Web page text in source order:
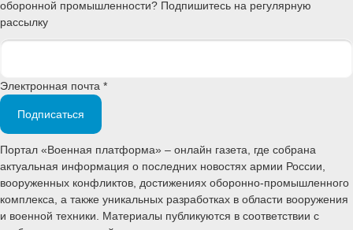
оборонной промышленности? Подпишитесь на регулярную
рассылку
Электронная почта *
Подписаться
Портал «Военная платформа» – онлайн газета, где собрана
актуальная информация о последних новостях армии России,
вооруженных конфликтов, достижениях оборонно-промышленного
комплекса, а также уникальных разработках в области вооружения
и военной техники. Материалы публикуются в соответствии с